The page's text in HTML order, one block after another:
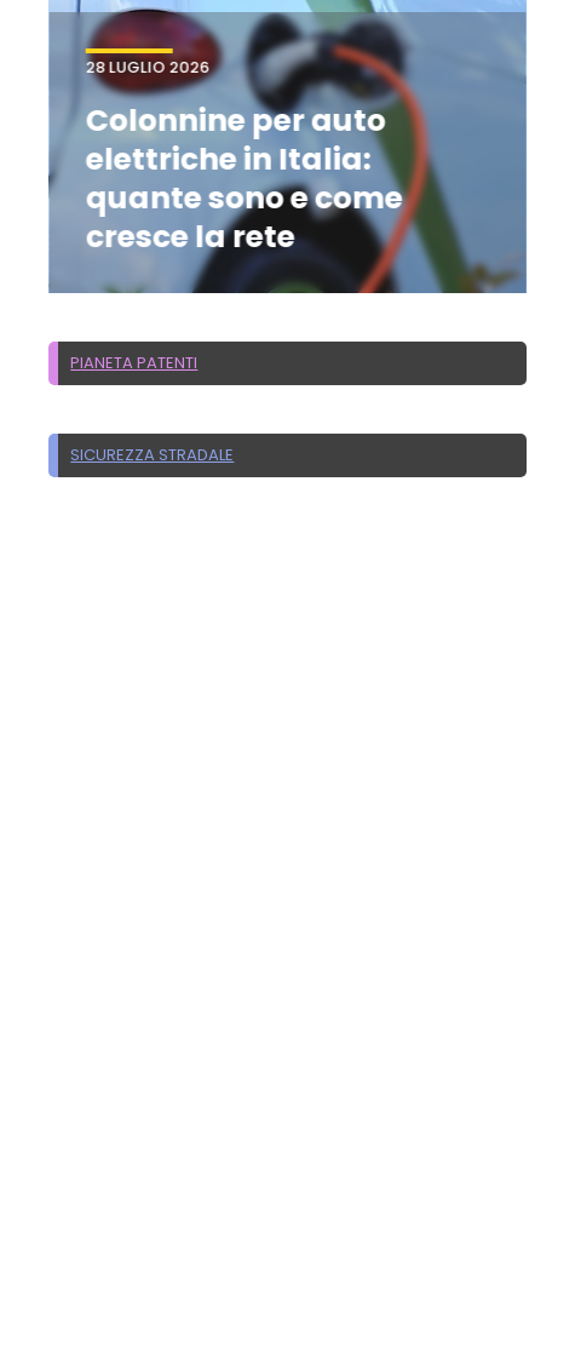
28 LUGLIO 2026
Colonnine per auto
elettriche in Italia:
quante sono e come
cresce la rete
PIANETA PATENTI
SICUREZZA STRADALE